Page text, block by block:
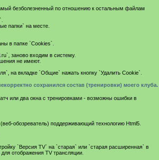
безболезненный по отношению к остальным файлам
папки` на месте.
в папке `Cookies`.
заново входим в систему.
не имеют.
на вкладке `Общие` нажать кнопку `Удалить Cookie`.
сохранился состав (тренировки) моего клуба.
или два окна с тренировками - возможны ошибки в
обозреватель) поддерживающий технологию Html5.
`Версия TV` на `старая` или `старая расширенная` в
отображения TV трансляции.